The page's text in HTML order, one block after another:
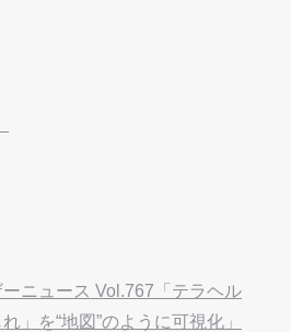
ニュース Vol.767「テラヘル
」を“地図”のように可視化」